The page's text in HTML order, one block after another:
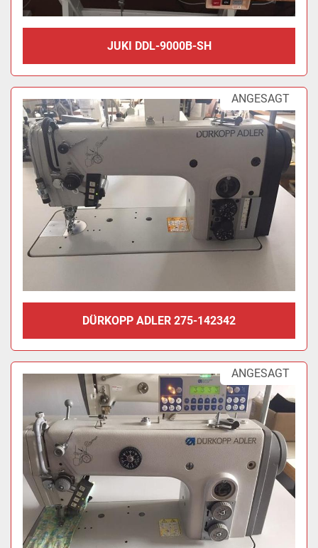
JUKI DDL-9000B-SH
ANGESAGT
DÜRKOPP ADLER 275-142342
ANGESAGT